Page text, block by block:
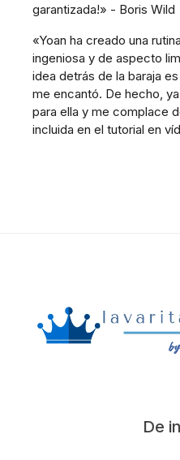
garantizada!» - Boris Wild
«Yoan ha creado una
ingeniosa y de aspecto
idea detrás de la baraja
me encantó. De hecho,
para ella y me complace
incluida en el tutorial en
De